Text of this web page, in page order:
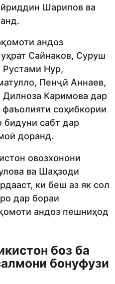
Шарипов ва
андоз
Сайнаков, Суруш
Нур,
Пенҷӣ Аннаев,
Каримова дар
фаъолияти соҳибкории
бидуни сабт дар
доранд.
овозхонони
ва Шаҳзоди
ки беш аз як сол
дар бораи
андоз пешниҳод
боз ба
бонуфузи